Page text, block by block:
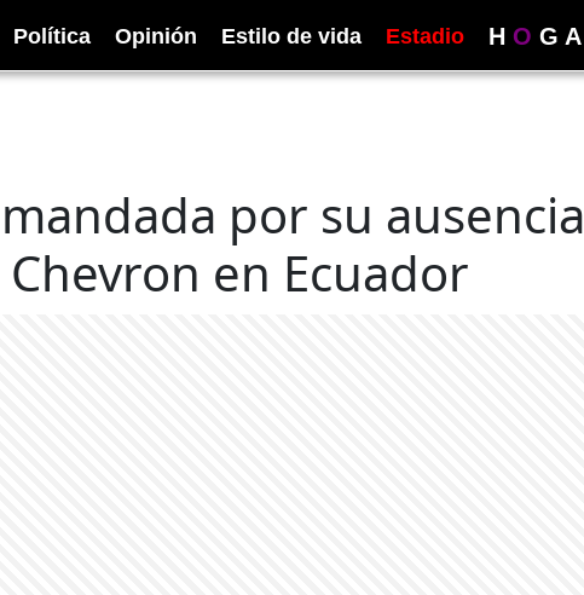
Política Opinión Estilo de vida Estadio H O G A
por su ausencia
en Ecuador